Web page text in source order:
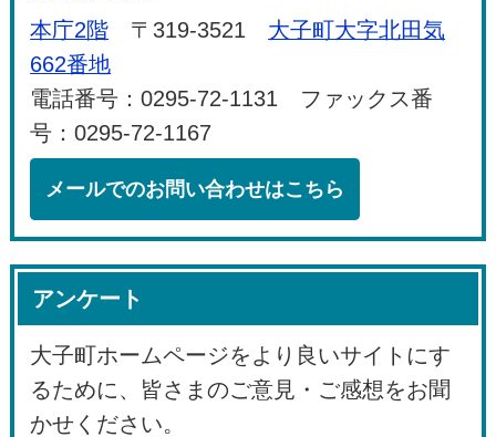
本庁2階 〒319-3521 大子町大字北田気
662番地
電話番号：0295-72-1131 ファックス番
号：0295-72-1167
メールでのお問い合わせはこちら
アンケート
大子町ホームページをより良いサイトにす
るために、皆さまのご意見・ご感想をお聞
かせください。